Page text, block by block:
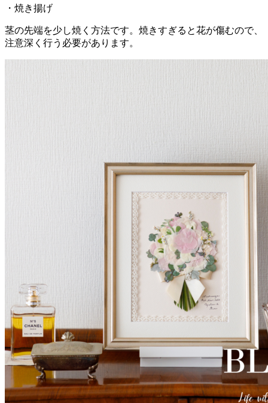
・焼き揚げ
茎の先端を少し焼く方法です。焼きすぎると花が傷むので、
注意深く行う必要があります。